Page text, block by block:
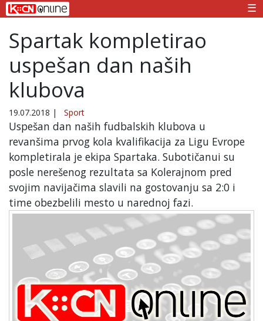
☰
Spartak kompletirao
uspešan dan naših
klubova
19.07.2018 | Sport
Uspešan dan naših fudbalskih klubova u
revanšima prvog kola kvalifikacija za Ligu Evrope
kompletirala je ekipa Spartaka. Subotičanui su
posle nerešenog rezultata sa Kolerajnom pred
svojim navijačima slavili na gostovanju sa 2:0 i
time obezbelili mesto u narednoj fazi.